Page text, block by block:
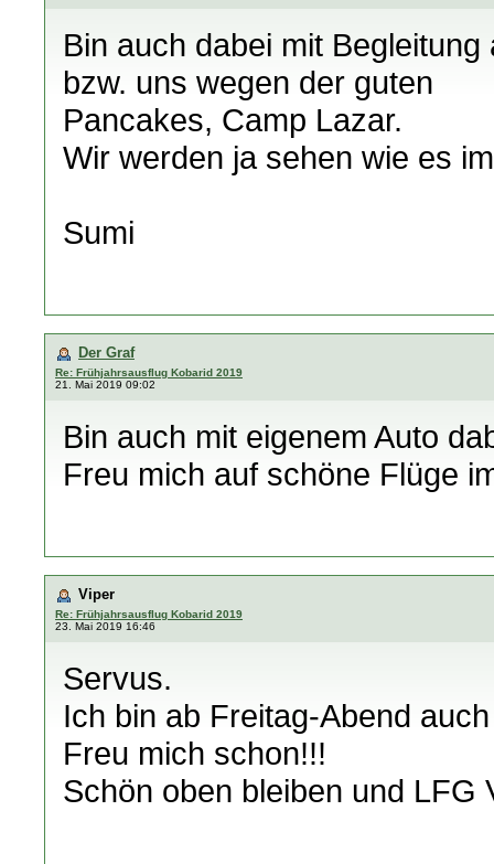
Bin auch dabei mit
bzw. uns wegen der guten
Pancakes, Camp Lazar.
Wir werden ja sehen wie es
Sumi
Der Graf
Re: Frühjahrsausflug Kobarid 2019
21. Mai 2019 09:02
Bin auch mit eigenem Auto
Freu mich auf schöne Flüge
Viper
Re: Frühjahrsausflug Kobarid 2019
23. Mai 2019 16:46
Servus.
Ich bin ab Freitag-Abend
Freu mich schon!!!
Schön oben bleiben und LFG